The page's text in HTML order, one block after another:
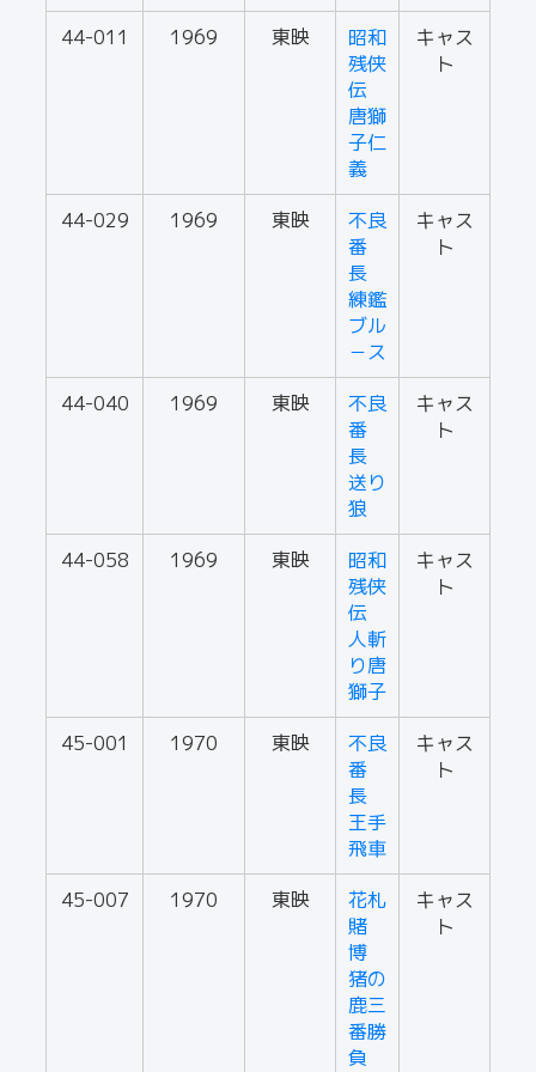
44-011 1969 東映
昭和
残侠
伝
唐獅
子仁
義
キャス
ト
44-029 1969 東映
不良
番
長
練鑑
ブル
－ス
キャス
ト
44-040 1969 東映
不良
番
長
送り
狼
キャス
ト
44-058 1969 東映
昭和
残侠
伝
人斬
り唐
獅子
キャス
ト
45-001 1970 東映
不良
番
長
王手
飛車
キャス
ト
45-007 1970 東映
花札
賭
博
猪の
鹿三
番勝
負
キャス
ト